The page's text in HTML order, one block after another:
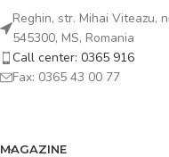
Reghin, str. Mihai Viteazu,
545300, MS, Romania
Call center: 0365 916
Fax: 0365 43 00 77
MAGAZINE